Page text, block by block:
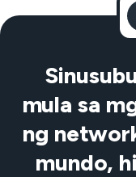
mula sa
ng
mundo,